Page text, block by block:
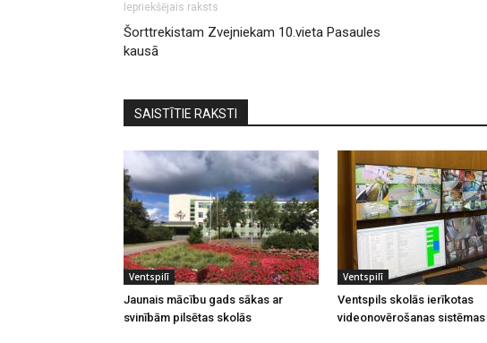
Iepriekšējais raksts
Šorttrekistam Zvejniekam 10.vieta Pasaules
kausā
SAISTĪTIE RAKSTI
Ventspilī
Jaunais mācību gads sākas ar
svinībām pilsētas skolās
Ventspilī
Ventspils skolās ierīkotas
videonovērošanas sistēmas